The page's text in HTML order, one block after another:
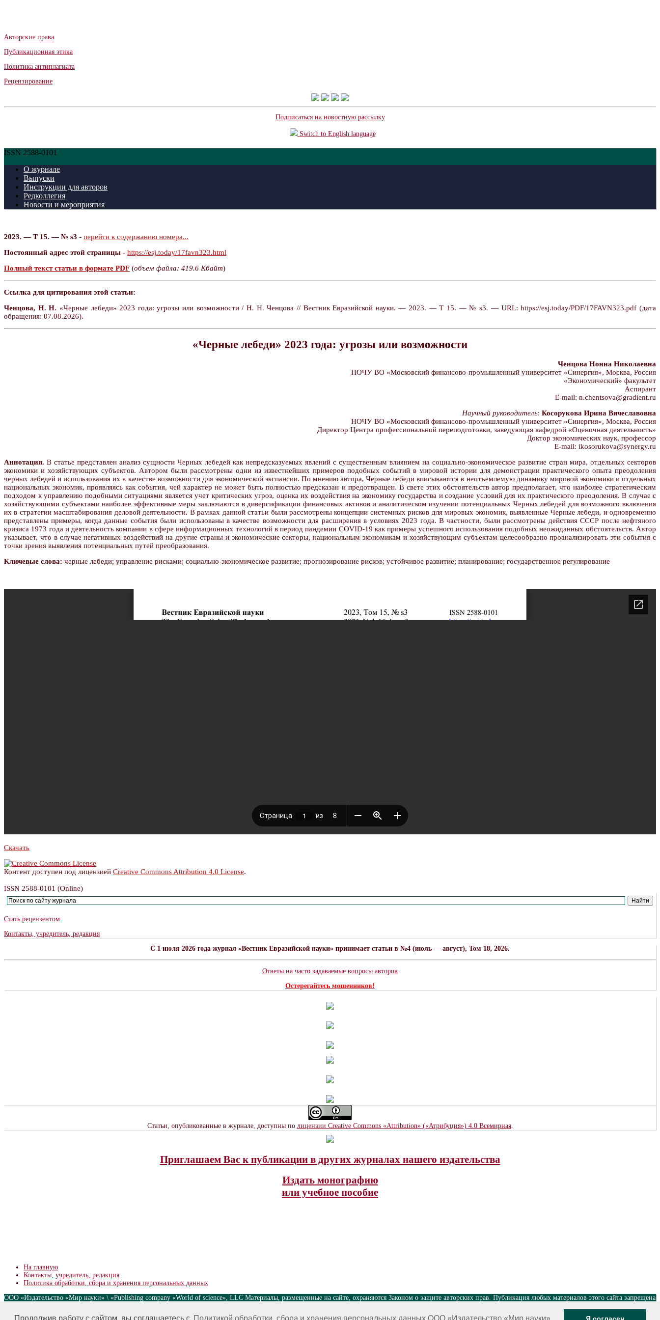
Авторские права
Публикационная этика
Политика антиплагиата
Рецензирование
Подписаться на новостную рассылку
Switch to English language
ISSN 2588-0101
О журнале
Выпуски
Инструкции для авторов
Редколлегия
Новости и мероприятия
2023. — Т 15. — № s3 - перейти к содержанию номера...
Постоянный адрес этой страницы - https://esj.today/17favn323.html
Полный текст статьи в формате PDF (объем файла: 419.6 Кбайт)
Ссылка для цитирования этой статьи:
Ченцова, Н. Н. «Черные лебеди» 2023 года: угрозы или возможности / Н. Н. Ченцова // Вестник Евразийской науки. — 2023. — Т 15. — № s3. — URL: https://esj.today/PDF/17FAVN323.pdf (дата
обращения: 07.08.2026).
«Черные лебеди» 2023 года: угрозы или возможности
Ченцова Нонна Николаевна
НОЧУ ВО «Московский финансово-промышленный университет «Синергия», Москва, Россия
«Экономический» факультет
Аспирант
E-mail: n.chentsova@gradient.ru
Научный руководитель: Косорукова Ирина Вячеславовна
НОЧУ ВО «Московский финансово-промышленный университет «Синергия», Москва, Россия
Директор Центра профессиональной переподготовки, заведующая кафедрой «Оценочная деятельность»
Доктор экономических наук, профессор
E-mail: ikosorukova@synergy.ru
Аннотация. В статье представлен анализ сущности Черных лебедей как непредсказуемых явлений с существенным влиянием на социально-экономическое развитие стран мира, отдельных секторов
экономики и хозяйствующих субъектов. Автором были рассмотрены одни из известнейших примеров подобных событий в мировой истории для демонстрации практического опыта преодоления
черных лебедей и использования их в качестве возможности для экономической экспансии. По мнению автора, Черные лебеди вписываются в неотъемлемую динамику мировой экономики и отдельных
национальных экономик, проявляясь как события, чей характер не может быть полностью предсказан и предотвращен. В свете этих обстоятельств автор предполагает, что наиболее стратегическим
подходом к управлению подобными ситуациями является учет критических угроз, оценка их воздействия на экономику государства и создание условий для их практического преодоления. В случае с
хозяйствующими субъектами наиболее эффективные меры заключаются в диверсификации финансовых активов и аналитическом изучении потенциальных Черных лебедей для возможного включения
их в стратегии масштабирования деловой деятельности. В рамках данной статьи были рассмотрены концепции системных рисков для мировых экономик, выявленные Черные лебеди, и одновременно
представлены примеры, когда данные события были использованы в качестве возможности для расширения в условиях 2023 года. В частности, были рассмотрены действия СССР после нефтяного
кризиса 1973 года и деятельность компании в сфере информационных технологий в период пандемии COVID-19 как примеры успешного использования подобных неожиданных обстоятельств. Автор
указывает, что в случае негативных воздействий на другие страны и экономические секторы, национальным экономикам и хозяйствующим субъектам целесообразно проанализировать эти события с
точки зрения выявления потенциальных путей преобразования.
Ключевые слова: черные лебеди; управление рисками; социально-экономическое развитие; прогнозирование рисков; устойчивое развитие; планирование; государственное регулирование
Скачать
Контент доступен под лицензией Creative Commons Attribution 4.0 License.
ISSN 2588-0101 (Online)
Стать рецензентом
Контакты, учредитель, редакция
C 1 июля 2026 года журнал «Вестник Евразийской науки» принимает статьи в №4 (июль — август), Том 18, 2026.
Ответы на часто задаваемые вопросы авторов
Остерегайтесь мошенников!
Статьи, опубликованные в журнале, доступны по лицензии Creative Commons «Attribution» («Атрибуция») 4.0 Всемирная.
Приглашаем Вас к публикации в других журналах нашего издательства
Издать монографию
или учебное пособие
На главную
Контакты, учредитель, редакция
Политика обработки, сбора и хранения персональных данных
ООО «Издательство «Мир науки» \ «Publishing company «World of science», LLC Материалы, размещенные на сайте, охраняются Законом о защите авторских прав. Публикация любых материалов этого сайта запрещена